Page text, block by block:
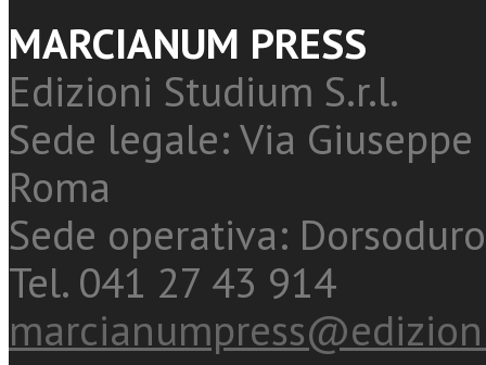
MARCIANUM PRESS
Edizioni Studium S.r.l.
Sede legale: Via
Roma
Sede operativa:
Tel. 041 27 43 914